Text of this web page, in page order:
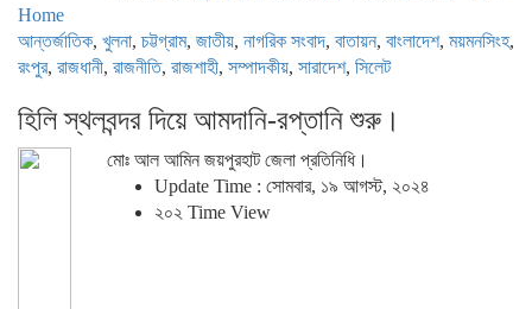
Home
আন্তর্জাতিক, খুলনা, চট্টগ্রাম, জাতীয়, নাগরিক সংবাদ, বাতায়ন, বাংলাদেশ, ময়মনসিংহ,
রংপুর, রাজধানী, রাজনীতি, রাজশাহী, সম্পাদকীয়, সারাদেশ, সিলেট
হিলি স্থলবন্দর দিয়ে আমদানি-রপ্তানি শুরু।
মোঃ আল আমিন জয়পুরহাট জেলা প্রতিনিধি।
Update Time : সোমবার, ১৯ আগস্ট, ২০২৪
২০২ Time View